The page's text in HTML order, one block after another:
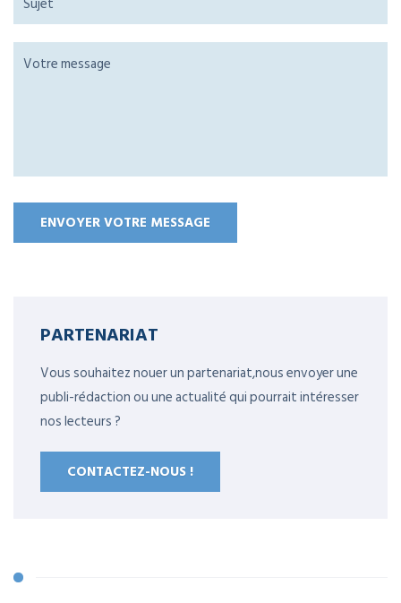
PARTENARIAT
Vous souhaitez nouer un partenariat,nous envoyer une
publi-rédaction ou une actualité qui pourrait intéresser
nos lecteurs ?
CONTACTEZ-NOUS !